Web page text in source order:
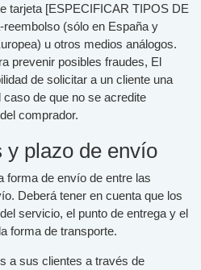
tarjeta [ESPECIFICAR TIPOS DE
(sólo en España y
u otros medios análogos.
prevenir posibles fraudes, El
de solicitar a un cliente una
de que no se acredite
comprador.
y plazo de envío
forma de envío de entre las
Deberá tener en cuenta que los
servicio, el punto de entrega y el
forma de transporte.
a sus clientes a través de